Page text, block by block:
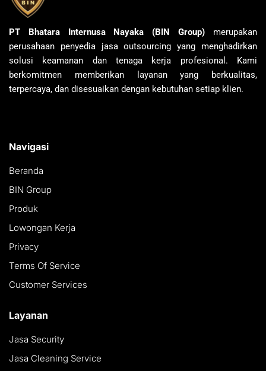
PT Bhatara Internusa Nayaka (BIN Group) merupakan
perusahaan penyedia jasa outsourcing yang menghadirkan
solusi keamanan dan tenaga kerja profesional. Kami
berkomitmen memberikan layanan yang berkualitas,
terpercaya, dan disesuaikan dengan kebutuhan setiap klien.
Navigasi
Beranda
BIN Group
Produk
Lowongan Kerja
Privacy
Terms Of Service
Customer Services
Layanan
Jasa Security
Jasa Cleaning Service